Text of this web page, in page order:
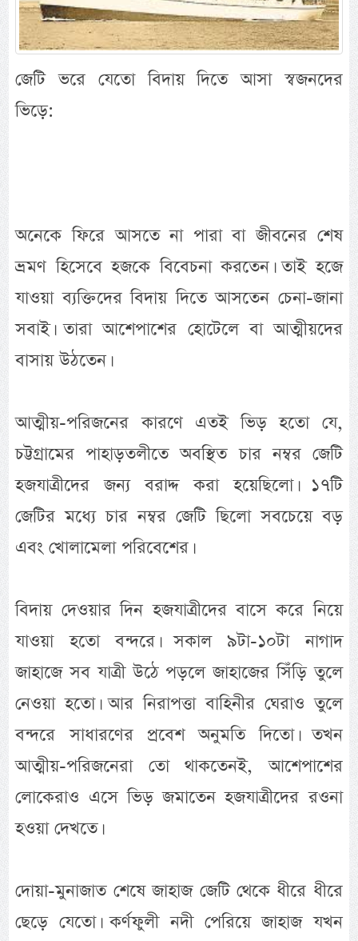
জেটি ভরে যেতো বিদায় দিতে আসা স্বজনদের
ভিড়ে:
অনেকে ফিরে আসতে না পারা বা জীবনের শেষ
ভ্রমণ হিসেবে হজকে বিবেচনা করতেন। তাই হজে
যাওয়া ব্যক্তিদের বিদায় দিতে আসতেন চেনা-জানা
সবাই। তারা আশেপাশের হোটেলে বা আত্মীয়দের
বাসায় উঠতেন।
আত্মীয়-পরিজনের কারণে এতই ভিড় হতো যে,
চট্টগ্রামের পাহাড়তলীতে অবস্থিত চার নম্বর জেটি
হজযাত্রীদের জন্য বরাদ্দ করা হয়েছিলো। ১৭টি
জেটির মধ্যে চার নম্বর জেটি ছিলো সবচেয়ে বড়
এবং খোলামেলা পরিবেশের।
বিদায় দেওয়ার দিন হজযাত্রীদের বাসে করে নিয়ে
যাওয়া হতো বন্দরে। সকাল ৯টা-১০টা নাগাদ
জাহাজে সব যাত্রী উঠে পড়লে জাহাজের সিঁড়ি তুলে
নেওয়া হতো। আর নিরাপত্তা বাহিনীর ঘেরাও তুলে
বন্দরে সাধারণের প্রবেশ অনুমতি দিতো। তখন
আত্মীয়-পরিজনেরা তো থাকতেনই, আশেপাশের
লোকেরাও এসে ভিড় জমাতেন হজযাত্রীদের রওনা
হওয়া দেখতে।
দোয়া-মুনাজাত শেষে জাহাজ জেটি থেকে ধীরে ধীরে
ছেড়ে যেতো। কর্ণফুলী নদী পেরিয়ে জাহাজ যখন